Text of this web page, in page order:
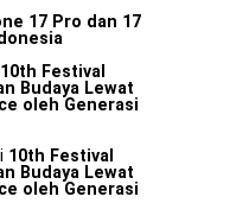
17 Pro dan 17
10th Festival
Budaya Lewat
oleh Generasi
10th Festival
Budaya Lewat
oleh Generasi